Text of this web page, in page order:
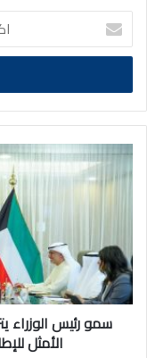
اكتب
بريدك
الالكتروني
سمو
رئيس
الوزراء
اجتماعاً
لاستعراض
آلية
الاستغلال
الأمثل
للإطارات
المستعملة
سمو رئيس الوزراء
الأمثل